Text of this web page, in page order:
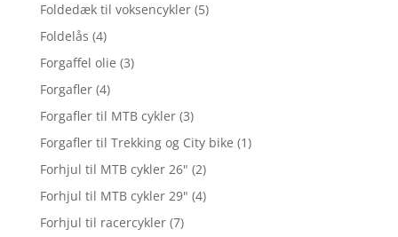
Foldedæk til voksencykler (5)
Foldelås (4)
Forgaffel olie (3)
Forgafler (4)
Forgafler til MTB cykler (3)
Forgafler til Trekking og City bike (1)
Forhjul til MTB cykler 26" (2)
Forhjul til MTB cykler 29" (4)
Forhjul til racercykler (7)